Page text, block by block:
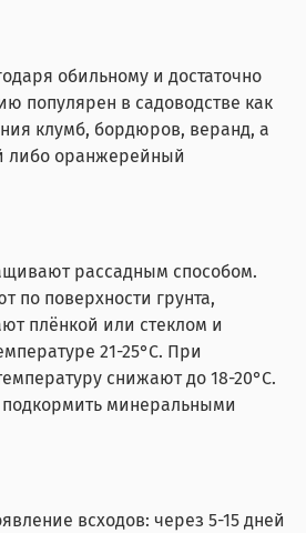
обильному и достаточно
популярен в садоводстве как
клумб, бордюров, веранд, а
либо оранжерейный
рассадным способом.
по поверхности грунта,
плёнкой или стеклом и
21-25°С. При
снижают до 18-20°С.
подкормить минеральными
всходов: через 5-15 дней